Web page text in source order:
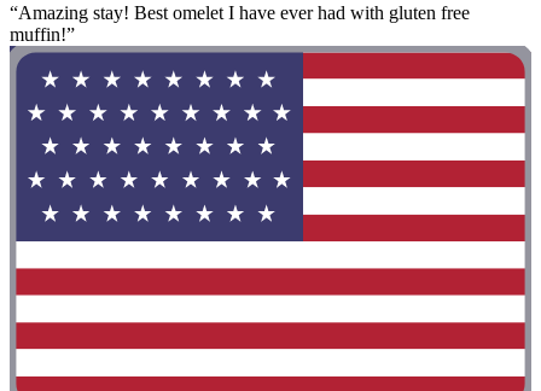
“Amazing stay! Best omelet I have ever had with gluten free
muffin!”